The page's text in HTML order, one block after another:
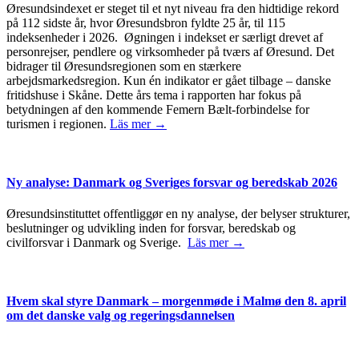
Øresundsindexet er steget til et nyt niveau fra den hidtidige rekord
på 112 sidste år, hvor Øresundsbron fyldte 25 år, til 115
indeksenheder i 2026. Øgningen i indekset er særligt drevet af
personrejser, pendlere og virksomheder på tværs af Øresund. Det
bidrager til Øresundsregionen som en stærkere
arbejdsmarkedsregion. Kun én indikator er gået tilbage – danske
fritidshuse i Skåne. Dette års tema i rapporten har fokus på
betydningen af den kommende Femern Bælt-forbindelse for
turismen i regionen. Läs mer →
Ny analyse: Danmark og Sveriges forsvar og beredskab 2026
Øresundsinstituttet offentliggør en ny analyse, der belyser strukturer,
beslutninger og udvikling inden for forsvar, beredskab og
civilforsvar i Danmark og Sverige. Läs mer →
Hvem skal styre Danmark – morgenmøde i Malmø den 8. april
om det danske valg og regeringsdannelsen